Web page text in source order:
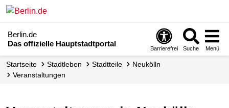
Berlin.de
Das offizielle Hauptstadtportal
Barrierefrei Suche Menü
Startseite Stadtleben Stadtteile
Neukölln
Veranstaltungen